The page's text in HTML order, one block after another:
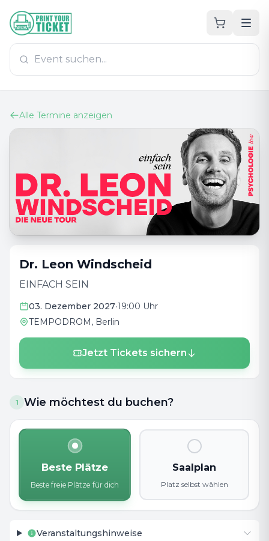
Zum Hauptinhalt
PrintYourTicket
Alle Termine anzeigen
Dr. Leon Windscheid
EINFACH SEIN
03. Dezember 2027•19:00 Uhr
TEMPODROM, Berlin
Jetzt Tickets sichern
1 Wie möchtest du buchen?
Beste Plätze
Beste freie Plätze für dich
Saalplan
Platz selbst wählen
Veranstaltungshinweise